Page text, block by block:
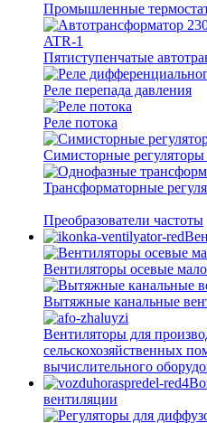
Промышленные
Пятиступенчатые
Реле перепада давления
Реле потока
Симисторные
Трансформаторные
Преобразователи частоты
Вентиляторы осевые
Вытяжные канальные
Вентиляторы для
сельскохозяйственных
вычислительного
вентиляции